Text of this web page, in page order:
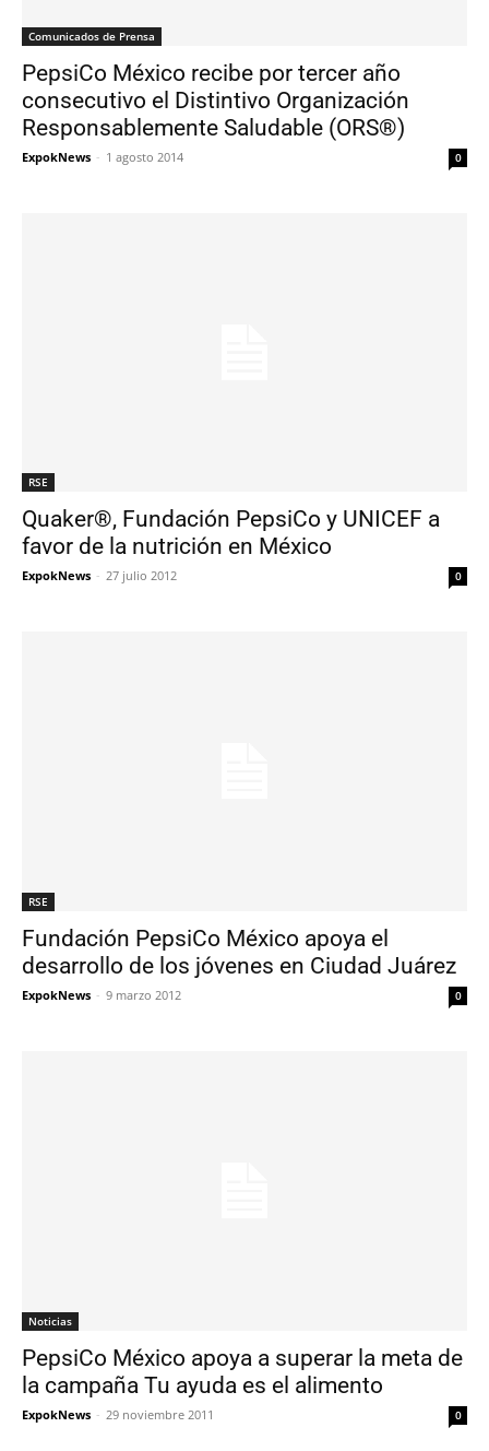
Comunicados de Prensa
PepsiCo México recibe por tercer año
consecutivo el Distintivo Organización
Responsablemente Saludable (ORS®)
ExpokNews - 1 agosto 2014 0
RSE
Quaker®, Fundación PepsiCo y UNICEF a
favor de la nutrición en México
ExpokNews - 27 julio 2012 0
RSE
Fundación PepsiCo México apoya el
desarrollo de los jóvenes en Ciudad Juárez
ExpokNews - 9 marzo 2012 0
Noticias
PepsiCo México apoya a superar la meta de
la campaña Tu ayuda es el alimento
ExpokNews - 29 noviembre 2011 0